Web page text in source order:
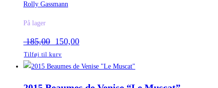
Rolly Gassmann
På lager
185,00 Den
oprindelige
pris
var:
150,00Den
er:
Tilføj til kurv